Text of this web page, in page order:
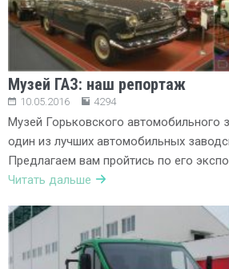
Музей ГАЗ: наш репортаж
10.05.2016 4294
Музей Горьковского автомобильного
один из лучших автомобильных
Предлагаем вам пройтись по его
Читать дальше